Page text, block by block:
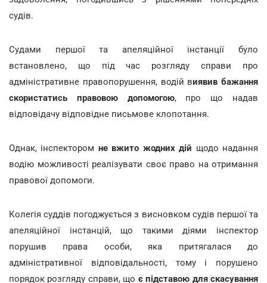
судів.
Судами першої та апеляційної інстанції було
встановлено, що під час розгляду справи про
адміністративне правопорушення, водій виявив бажання
скористатись правовою допомогою, про що надав
відповідачу відповідне письмове клопотання.
Однак, інспектором не вжито жодних дій щодо надання
водію можливості реалізувати своє право на отримання
правової допомоги.
Колегія суддів погоджується з висновком судів першої та
апеляційної інстанцій, що такими діями інспектор
порушив права особи, яка притягалася до
адміністративної відповідальності, тому і порушено
порядок розгляду справи, що є підставою для скасування